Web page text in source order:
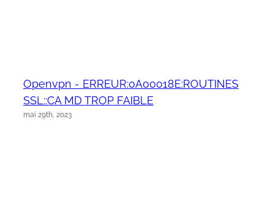
Openvpn - ERREUR:0A00018E:ROUTINES
SSL::CA MD TROP FAIBLE
mai 29th, 2023